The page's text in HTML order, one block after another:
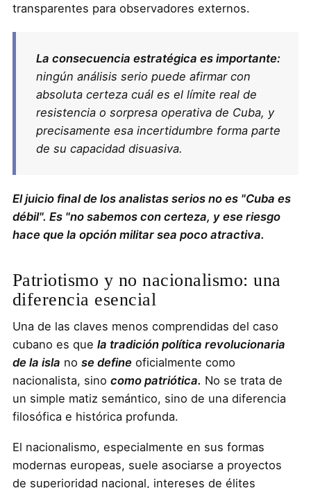
transparentes para observadores externos.
La consecuencia estratégica es importante:
ningún análisis serio puede afirmar con
absoluta certeza cuál es el límite real de
resistencia o sorpresa operativa de Cuba, y
precisamente esa incertidumbre forma parte
de su capacidad disuasiva.
El juicio final de los analistas serios no es "Cuba es
débil". Es "no sabemos con certeza, y ese riesgo
hace que la opción militar sea poco atractiva.
Patriotismo y no nacionalismo: una
diferencia esencial
Una de las claves menos comprendidas del caso
cubano es que la tradición política revolucionaria
de la isla no se defineoficialmente como
nacionalista, sino como patriótica. No se trata de
un simple matiz semántico, sino de una diferencia
filosófica e histórica profunda.
El nacionalismo, especialmente en sus formas
modernas europeas, suele asociarse a proyectos
de superioridad nacional, intereses de élites